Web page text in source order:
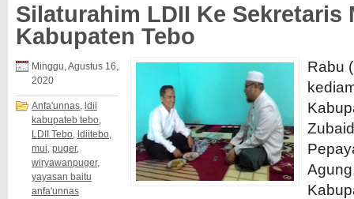
Silaturahim LDII Ke Sekretaris
Kabupaten Tebo
Minggu, Agustus 16,
2020
Anfa'unnas ldii
kabupateb tebo
LDII Tebo ldiitebo
mui puger,
wiryawanpuger,
yayasan baitu
anfa'unnas
Rabu